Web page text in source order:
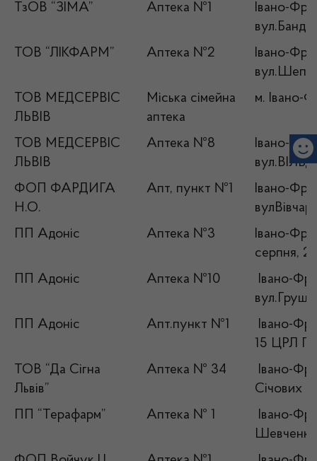
ТзОВ “ЗІМА”
Аптека №1
Івано-
ТОВ “ЛІКФАРМ”
Аптека №2
Івано-
ТОВ МЕДСЕРВІС
ЛЬВІВ
Міська сімейна
аптека
м. Івано-
ТОВ МЕДСЕРВІС
ЛЬВІВ
Аптека №8
Івано-
ФОП ФАРДИГА
Н.О.
Апт, пункт №1
Івано-
ПП Адоніс
Аптека №3
Івано-
серпня, 2
ПП Адоніс
Аптека №10
Івано-
ПП Адоніс
Апт.пункт №1
Івано-
15 ЦРЛ
ТОВ “Да Сігна
Львів”
Аптека № 34
Івано-
Січових
ПП “Терафарм”
Аптека № 1
Івано-